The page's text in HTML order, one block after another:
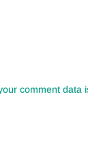
comment data